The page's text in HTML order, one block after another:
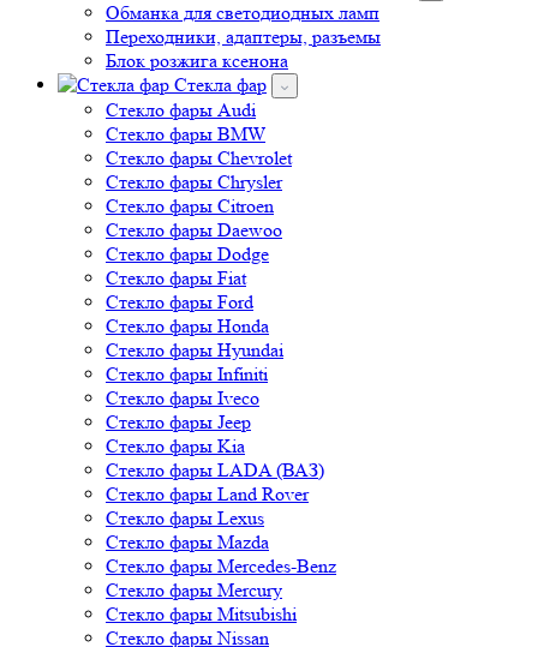
Обманка для светодиодных ламп
Переходники, адаптеры, разъемы
Блок розжига ксенона
Стекла фар
Стекло фары Audi
Стекло фары BMW
Стекло фары Chevrolet
Стекло фары Chrysler
Стекло фары Citroen
Стекло фары Daewoo
Стекло фары Dodge
Стекло фары Fiat
Стекло фары Ford
Стекло фары Honda
Стекло фары Hyundai
Стекло фары Infiniti
Стекло фары Iveco
Стекло фары Jeep
Стекло фары Kia
Стекло фары LADA (ВАЗ)
Стекло фары Land Rover
Стекло фары Lexus
Стекло фары Mazda
Стекло фары Mercedes-Benz
Стекло фары Mercury
Стекло фары Mitsubishi
Стекло фары Nissan